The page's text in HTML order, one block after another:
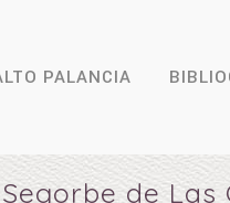
PALANCIA
de Las